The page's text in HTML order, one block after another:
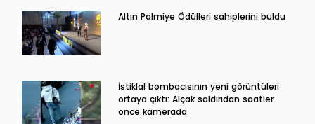
Altın Palmiye Ödülleri sahiplerini buldu
İstiklal bombacısının yeni görüntüleri
ortaya çıktı: Alçak saldırıdan saatler
önce kamerada